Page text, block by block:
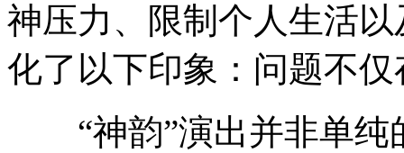
神压力、限制个人生活
化了以下印象：问题不
“神韵”演出并非单纯